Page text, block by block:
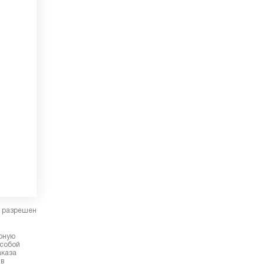
разрешен